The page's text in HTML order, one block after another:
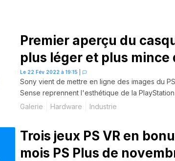
Premier aperçu du
plus léger et plus mince
Le 22 Fév 2022 à 19:15
Sony vient de mettre en ligne des images du
Sense reprennent l'esthétique de la PlayStation
Galerie
Hardware Industrie
Trois jeux PS VR en
mois PS Plus de